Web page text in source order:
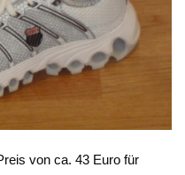
von ca. 43 Euro für